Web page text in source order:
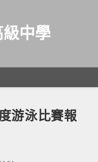
中學
游泳比賽報